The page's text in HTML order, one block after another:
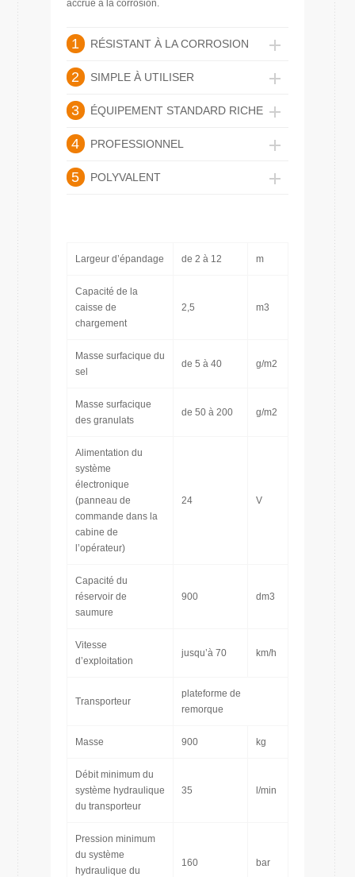
accrue à la corrosion.
1 RÉSISTANT À LA CORROSION
2 SIMPLE À UTILISER
3 ÉQUIPEMENT STANDARD RICHE
4 PROFESSIONNEL
5 POLYVALENT
Largeur d’épandage de 2 à 12 m
Capacité de la
caisse de
chargement
2,5 m3
Masse surfacique du
sel
de 5 à 40 g/m2
Masse surfacique
des granulats
de 50 à 200 g/m2
Alimentation du
système
électronique
(panneau de
commande dans la
cabine de
l’opérateur)
24 V
Capacité du
réservoir de
saumure
900 dm3
Vitesse
d’exploitation
jusqu’à 70 km/h
Transporteur
plateforme de
remorque
Masse 900 kg
Débit minimum du
système hydraulique
du transporteur
35 l/min
Pression minimum
du système
hydraulique du
160 bar